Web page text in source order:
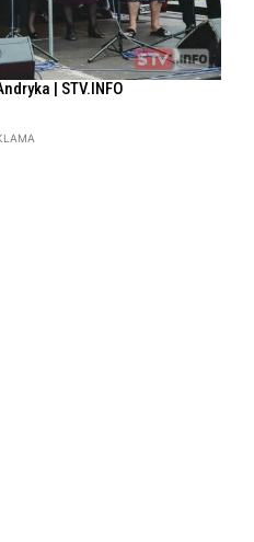
| STV.INFO